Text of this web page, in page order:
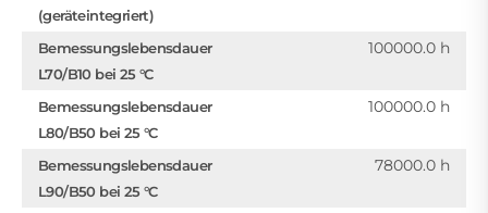
(geräteintegriert)
Bemessungslebensdauer
L70/B10 bei 25 °C
100000.0 h
Bemessungslebensdauer
L80/B50 bei 25 °C
100000.0 h
Bemessungslebensdauer
L90/B50 bei 25 °C
78000.0 h